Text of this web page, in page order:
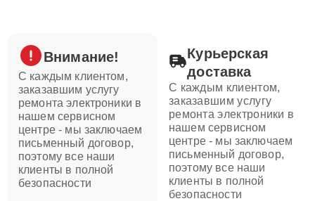
Внимание!
С каждым клиентом,
заказавшим услугу
ремонта электроники в
нашем сервисном
центре - мы заключаем
письменный договор,
поэтому все наши
клиенты в полной
безопасности
Курьерская
доставка
С каждым клиентом,
заказавшим услугу
ремонта электроники в
нашем сервисном
центре - мы заключаем
письменный договор,
поэтому все наши
клиенты в полной
безопасности